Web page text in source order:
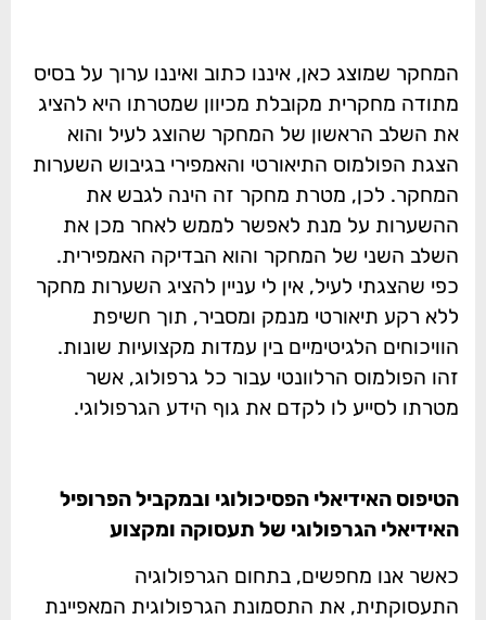
המחקר שמוצג כאן, איננו כתוב ואיננו ערוך על בסיס
מתודה מחקרית מקובלת מכיוון שמטרתו היא להציג
את השלב הראשון של המחקר שהוצג לעיל והוא
הצגת הפולמוס התיאורטי והאמפירי בגיבוש השערות
המחקר. לכן, מטרת מחקר זה הינה לגבש את
ההשערות על מנת לאפשר לממש לאחר מכן את
השלב השני של המחקר והוא הבדיקה האמפירית.
כפי שהצגתי לעיל, אין לי עניין להציג השערות מחקר
ללא רקע תיאורטי מנמק ומסביר, תוך חשיפת
הוויכוחים הלגיטימיים בין עמדות מקצועיות שונות.
זהו הפולמוס הרלוונטי עבור כל גרפולוג, אשר
מטרתו לסייע לו לקדם את גוף הידע הגרפולוגי.
הטיפוס האידיאלי הפסיכולוגי ובמקביל הפרופיל
האידיאלי הגרפולוגי של תעסוקה ומקצוע
כאשר אנו מחפשים, בתחום הגרפולוגיה
התעסוקתית, את התסמונת הגרפולוגית המאפיינת